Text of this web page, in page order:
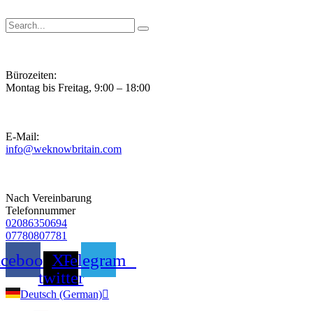
Inhalt
springen
Bürozeiten:
Montag bis Freitag, 9:00 – 18:00
E-Mail:
info@weknowbritain.com
Nach Vereinbarung
Telefonnummer
02086350694
07780807781
X-
twitter
Telegram
Deutsch (German)